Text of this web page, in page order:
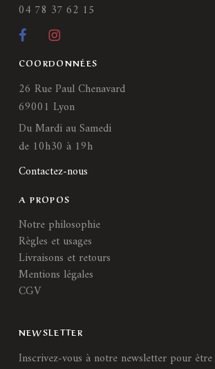
04 78 37 62 15
COORDONNÉES
26 Rue Paul Chenavard
69001 Lyon
Du Mardi au Samedi
de 10h30 à 19h
Contactez-nous
A PROPOS
Notre philosophie
Règles et usages
Livraisons et retours
Mentions légales
CGV
NEWSLETTER
Inscrivez-vous à notre newsletter pour